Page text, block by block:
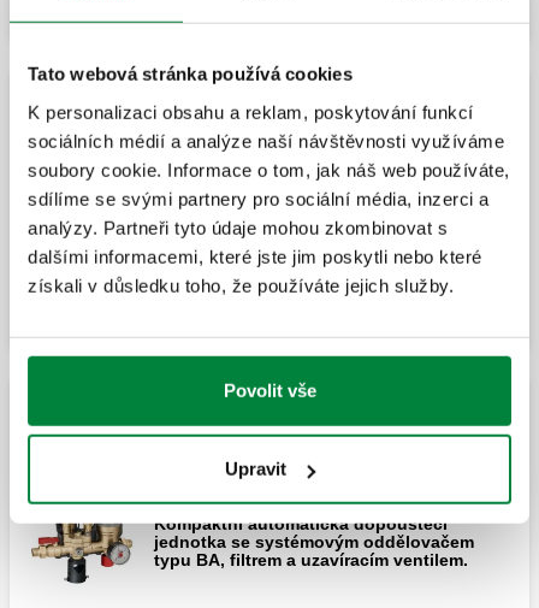
Tato webová stránka používá cookies
K personalizaci obsahu a reklam, poskytování funkcí
sociálních médií a analýze naší návštěvnosti využíváme
soubory cookie. Informace o tom, jak náš web používáte,
sdílíme se svými partnery pro sociální média, inzerci a
analýzy. Partneři tyto údaje mohou zkombinovat s
dalšími informacemi, které jste jim poskytli nebo které
získali v důsledku toho, že používáte jejich služby.
Povolit vše
Upravit
Dopouštěcí jednotka se systémovým oddělovačem
typu CA
Automatická dopouštěcí jednotka se
systémovým oddělovačem typu CAa a
uzavíracím ventilem.
Kompaktní automatická dopouštěcí
jednotka se systémovým oddělovačem
typu BA, filtrem a uzavíracím ventilem.